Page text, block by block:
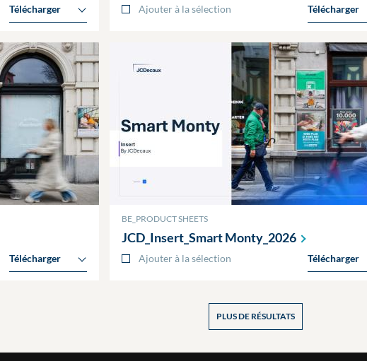
Télécharger Ajouter à la sélection Télécharger
Télécharger
BE_PRODUCT SHEETS
JCD_Insert_SmartMonty_2026
Ajouter à la sélection Télécharger
PLUS DE RÉSULTATS